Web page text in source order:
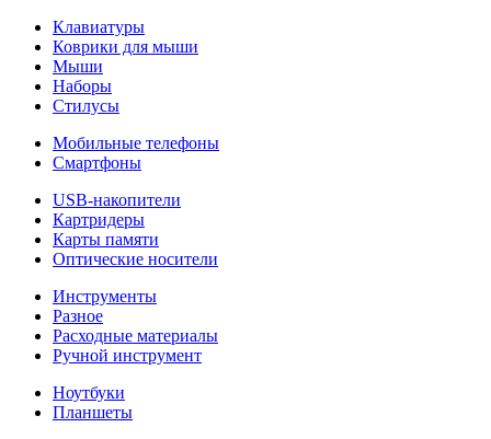
Клавиатуры
Коврики для мыши
Мыши
Наборы
Стилусы
Мобильные телефоны
Смартфоны
USB-накопители
Картридеры
Карты памяти
Оптические носители
Инструменты
Разное
Расходные материалы
Ручной инструмент
Ноутбуки
Планшеты